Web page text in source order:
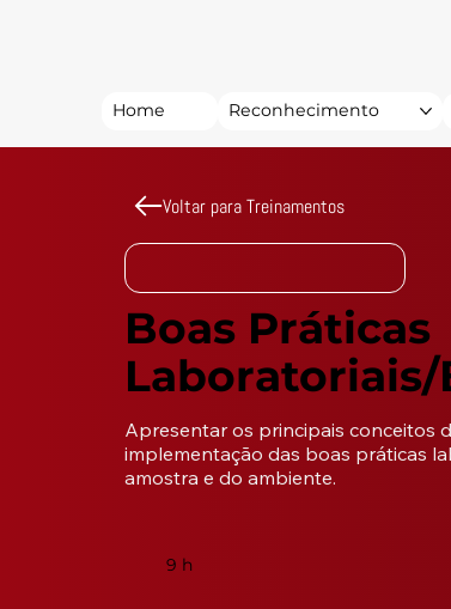
Home Reconhecimento
Voltar para Treinamentos
Boas Práticas
Apresentar os principais conceitos
implementação das boas práticas
amostra e do ambiente.
9 h